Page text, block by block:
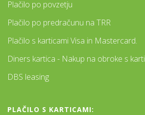
Plačilo po povzetju
Plačilo po predračunu na TRR
Plačilo s karticami Visa in Mastercard.
Diners kartica - Nakup na obroke s
DBS leasing
PLAČILO S KARTICAMI: